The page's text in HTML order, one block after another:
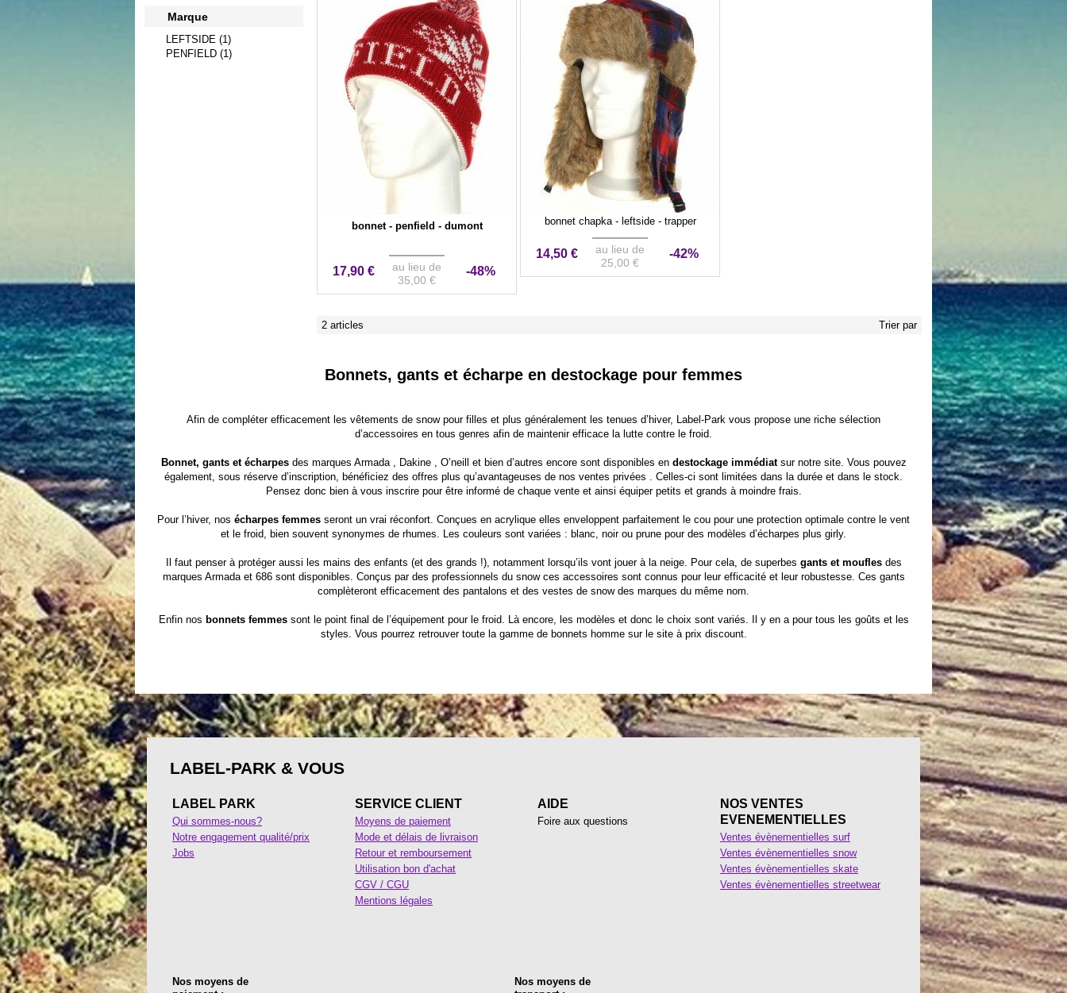
Marque
LEFTSIDE (1)
PENFIELD (1)
bonnet - penfield - dumont
17,90 €
au lieu de
35,00 €
-48%
bonnet chapka - leftside - trapper
14,50 €
au lieu de
25,00 €
-42%
2 articles Trier par
Bonnets, gants et écharpe en destockage pour femmes
Afin de compléter efficacement les vêtements de snow pour filles et plus généralement les tenues d’hiver, Label-Park vous propose une riche sélection
d’accessoires en tous genres afin de maintenir efficace la lutte contre le froid.
Bonnet, gants et écharpesdes marques Armada, Dakine, O’neill et bien d’autres encore sont disponibles en destockage immédiatsur notre site. Vous pouvez
également, sous réserve d’inscription, bénéficiez des offres plus qu’avantageuses de nos ventes privées . Celles-ci sont limitées dans la durée et dans le stock.
Pensez donc bien à vous inscrire pour être informé de chaque vente et ainsi équiper petits et grands à moindre frais.
Pour l’hiver, nos écharpes femmes seront un vrai réconfort. Conçues en acrylique elles enveloppent parfaitement le cou pour une protection optimale contre le vent
et le froid, bien souvent synonymes de rhumes. Les couleurs sont variées : blanc, noir ou prune pour des modèles d’écharpes plus girly.
Il faut penser à protéger aussi les mains des enfants (et des grands !), notamment lorsqu’ils vont jouer à la neige. Pour cela, de superbes gants et mouflesdes
marques Armada et 686 sont disponibles. Conçus par des professionnels du snow ces accessoires sont connus pour leur efficacité et leur robustesse. Ces gants
complèteront efficacement des pantalons et des vestes de snow des marques du même nom.
Enfin nos bonnets femmessont le point final de l’équipement pour le froid. Là encore, les modèles et donc le choix sont variés. Il y en a pour tous les goûts et les
styles. Vous pourrez retrouver toute la gamme de bonnets hommesur le site à prix discount.
LABEL-PARK & VOUS
LABEL PARK
Qui sommes-nous?
Notre engagement qualité/prix
Jobs
SERVICE CLIENT
Moyens de paiement
Mode et délais de livraison
Retour et remboursement
Utilisation bon d'achat
CGV / CGU
Mentions légales
AIDE
Foire aux questions
NOS VENTES
EVENEMENTIELLES
Ventes évènementielles surf
Ventes évènementielles snow
Ventes évènementielles skate
Ventes évènementielles streetwear
Nos moyens de
Nos moyens de